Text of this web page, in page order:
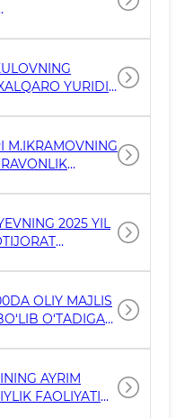
YURIDIK
M.IKRAMOVNING
DAVRA
2025 YIL
SO‘ZI
OLIY MAJLIS
O‘TADIGAN
JAVOBGARLIKNI
O‘ZBEKISTON
AYRIM
FAOLIYATINI